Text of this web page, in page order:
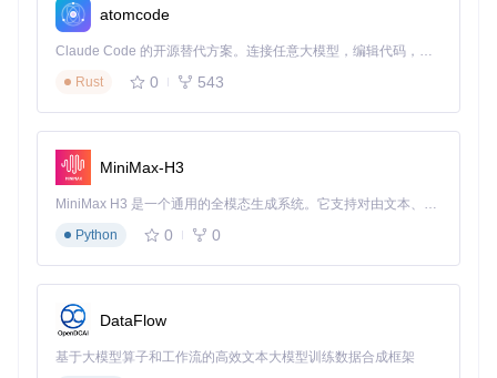
river.cs、FirefoxDriver.cs等浏览器驱动封装，通过统一的We
bDriver接口抽象，让开发者可以通过简单的配置切换不同浏览
器，而无需修改核心业务逻辑代码。
构建完整的自动化工具体系
获和结果验证等组件。这一体系化设计使开发者能够轻松应对
从简单数据抓取到复杂业务流程自动化的各种场景。
定位）、Actions.cs（用户操作）和SelectElement.cs（下拉
核心价值：效率与可靠性的双重提升
降低开发门槛，提升工作效率
atomcode
Claude Code 的开源替代方案。连接任意大模型，编辑代码，运行命令，自动验证 — 全自动执行。用 Rust 构建，极致性能。 ｜ An open-source alternative to Claude Code. Connect any LLM, edit code, run commands, and verify changes — autonomously. Built in Rust for speed. Get Started
Rust
0 543
MiniMax-H3
MiniMax H3 是一个通用的全模态生成系统。它支持对由文本、图像、视频和音频组成的多模态上下文进行统一理解，并能生成分辨率高达 2K、时长可达 15 秒的带原生立体声音频的视频。得益于面向任务泛化的系统设计，H3 在预训练阶段就已具备广泛的多模态上下文理解与生成能力，能够出色地执行复杂的多模态指令。
Python
0 0
DataFlow
基于大模型算子和工作流的高效文本大模型训练数据合成框架